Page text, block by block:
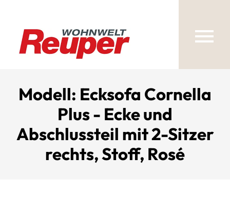
Modell: Ecksofa Cornella
Plus - Ecke und
Abschlussteil mit 2-Sitzer
rechts, Stoff, Rosé